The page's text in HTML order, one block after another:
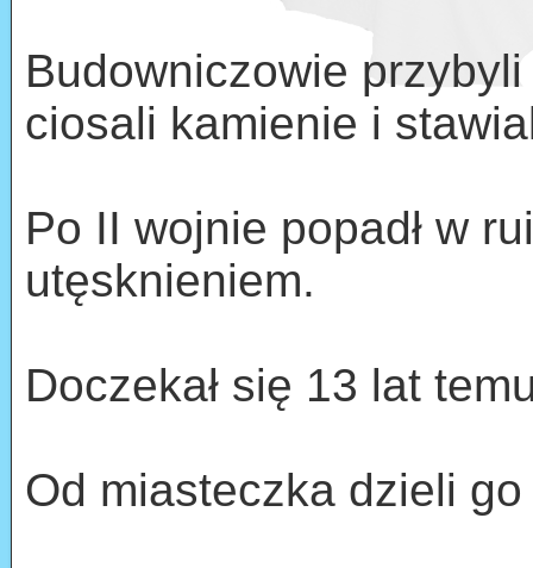
Budowniczowie
ciosali kamienie i
Po II wojnie popadł w
utęsknieniem.
Doczekał się 13 lat
Od miasteczka dzieli